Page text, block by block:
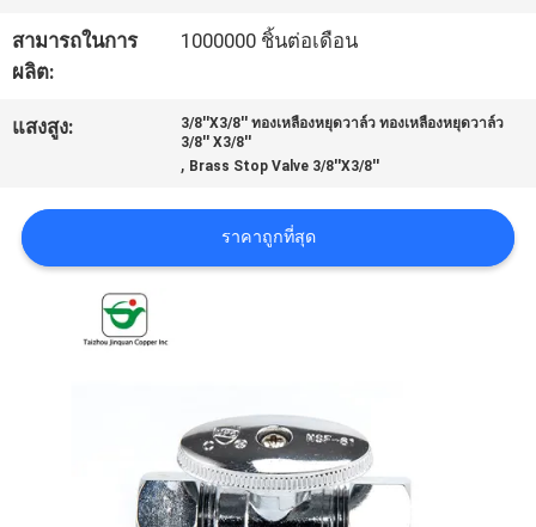
ติดต่อ
ขอ
สามารถในการ
ผลิต:
1000000 ชิ้นต่อเดือน
แสงสูง:
3/8''X3/8'' ทองเหลืองหยุดวาล์ว ทองเหลืองหยุดวาล์ว
3/8'' X3/8''
, Brass Stop Valve 3/8''X3/8''
ราคาถูกที่สุด